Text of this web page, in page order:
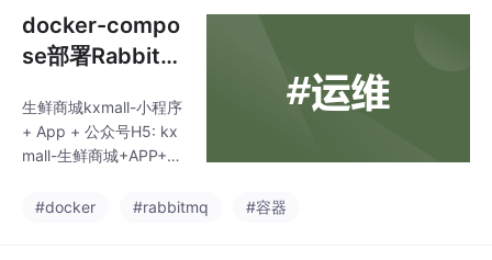
了。可以生成接口文档
了，但是就是不生成字
段对应的注释。在这里
如果你用SpringDoc、j
avadoc 无注解零入侵
基于java注释，但是注
SpringDoc、javadoc
docker-compo
se部署RabbitM
生鲜商城kxmall-小程序
+ App + 公众号H5: kx
mall-生鲜商城+APP+小
信小程序、H5、安卓A
#docker #rabbitmq #容器